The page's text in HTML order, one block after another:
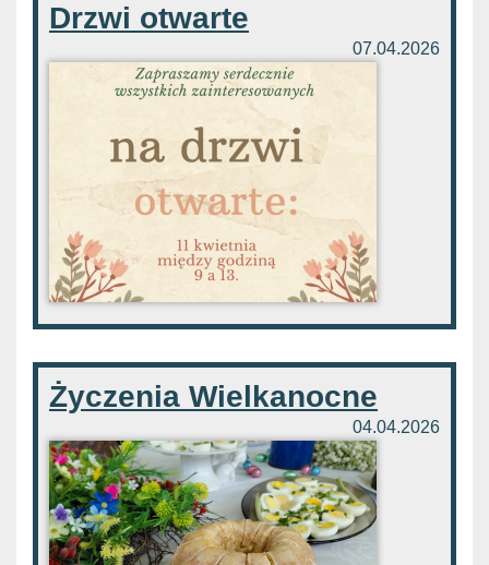
Drzwi otwarte
07.04.2026
Życzenia Wielkanocne
04.04.2026